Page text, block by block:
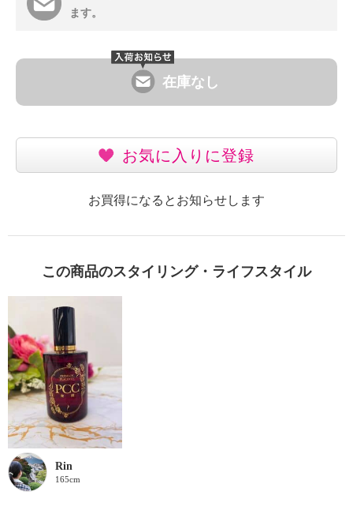
ます。
在庫なし
お気に入りに登録
お買得になるとお知らせします
この商品のスタイリング・ライフスタイル
Rin
165cm